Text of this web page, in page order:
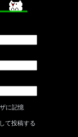
に記憶
て投稿する